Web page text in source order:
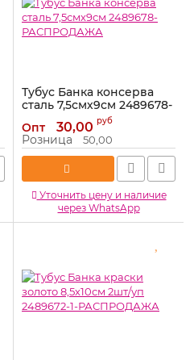
Тубус Банка консерва
сталь 7,5смх9см 2489678-
РАСПРОДАЖА
Артикул: 2489678-
РАСПРОДАЖА
Опт 30,00 руб
Розница 50,00
Уточнить цену и наличие
через WhatsApp